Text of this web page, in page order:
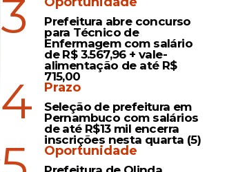
3
Prefeitura abre concurso
para Técnico de
Enfermagem com salário
de R$ 3.567,96 + vale-
alimentação de até R$
715,00
4 Prazo
Seleção de prefeitura em
Pernambuco com salários
de até R$13 mil encerra
inscrições nesta quarta (5)
Oportunidade